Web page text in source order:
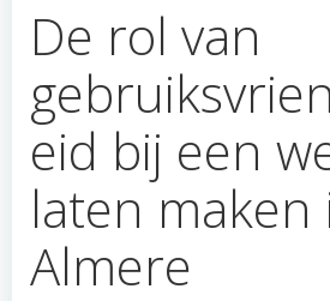
De rol van
eid bij een
laten maken
Almere